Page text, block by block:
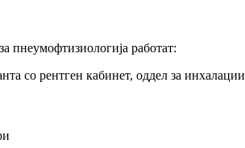
пнеумофтизиологија работат:
со рентген кабинет, оддел за инхалации